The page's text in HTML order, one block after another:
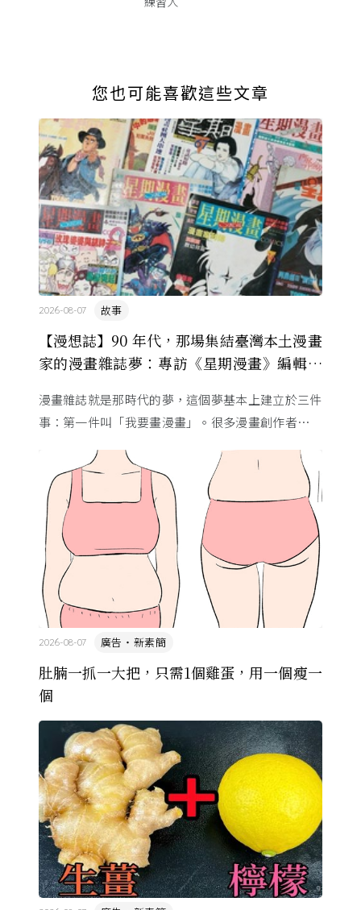
您也可能喜歡這些文章
【漫想誌】90 年代，那場集結臺灣本土漫畫
家的漫畫雜誌夢：專訪《星期漫畫》編輯黃
故事
2026-08-07
漫畫雜誌就是那時代的夢，這個夢基本上建立於三件
事：第一件叫「我要畫漫畫」。很多漫畫創作者從小
畫畫怎麼活？」
肚腩一抓一大把，只需1個雞蛋，用一個瘦一
個
廣告・新素簡
2026-08-07